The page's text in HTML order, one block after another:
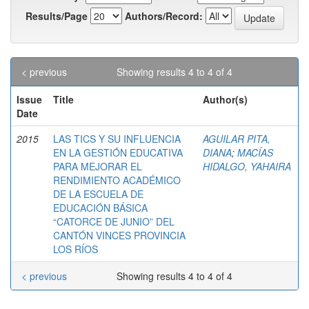
Results/Page
Authors/Record:
Showing results 4 to 4 of 4
< previous
Issue
Date
Title Author(s)
2015
LAS TICS Y SU INFLUENCIA
EN LA GESTIÓN EDUCATIVA
PARA MEJORAR EL
RENDIMIENTO ACADÉMICO
DE LA ESCUELA DE
EDUCACIÓN BÁSICA
“CATORCE DE JUNIO” DEL
CANTÓN VINCES PROVINCIA
LOS RÍOS
AGUILAR PITA,
DIANA; MACÍAS
HIDALGO, YAHAIRA
Showing results 4 to 4 of 4
< previous